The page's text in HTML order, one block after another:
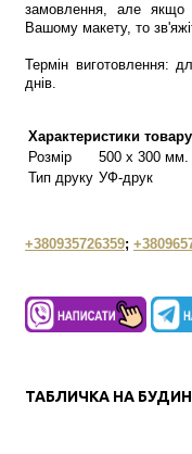
замовлення, але якщо
Вашому макету, то
Термін виготовлення:
днів.
Характеристики товару
Розмір
500 х 300 мм.
Тип друку УФ-друк
+380935726359;
ТАБЛИЧКА НА